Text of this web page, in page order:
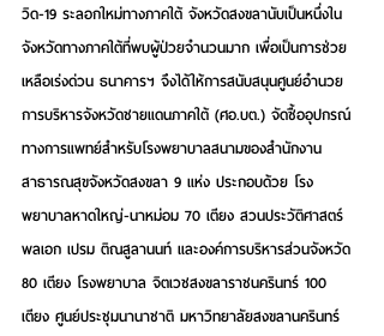
วิด-19 ระลอกใหม่ทางภาคใต้ จังหวัดสงขลานับเป็นหนึ่งใน
จังหวัดทางภาคใต้ที่พบผู้ป่วยจำนวนมาก เพื่อเป็นการช่วย
เหลือเร่งด่วน ธนาคารฯ จึงได้ให้การสนับสนุนศูนย์อำนวย
การบริหารจังหวัดชายแดนภาคใต้ (ศอ.บต.) จัดซื้ออุปกรณ์
ทางการแพทย์สำหรับโรงพยาบาลสนามของสำนักงาน
สาธารณสุขจังหวัดสงขลา 9 แห่ง ประกอบด้วย โรง
พยาบาลหาดใหญ่-นาหม่อม 70 เตียง สวนประวัติศาสตร์
พลเอก เปรม ติณสูลานนท์ และองค์การบริหารส่วนจังหวัด
80 เตียง โรงพยาบาล จิตเวชสงขลาราชนครินทร์ 100
เตียง ศูนย์ประชุมนานาชาติ มหาวิทยาลัยสงขลานครินทร์